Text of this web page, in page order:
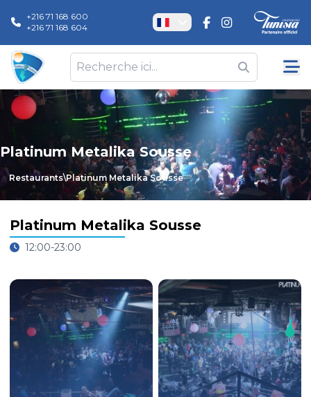
+216 71 168 600
+216 71 168 604
Platinum Metalika Sousse
Restaurants\Platinum Metalika Sousse
Platinum Metalika Sousse
12:00-23:00